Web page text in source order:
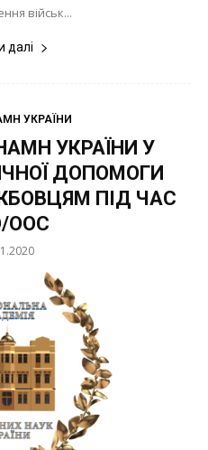
військ...
далі
УКРАЇНИ
УКРАЇНИ У
ДОПОМОГИ
ПІД ЧАС
ООС